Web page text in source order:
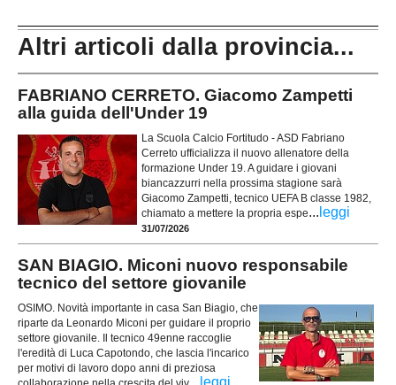
Altri articoli dalla provincia...
FABRIANO CERRETO. Giacomo Zampetti
alla guida dell'Under 19
La Scuola Calcio Fortitudo - ASD Fabriano
Cerreto ufficializza il nuovo allenatore della
formazione Under 19. A guidare i giovani
biancazzurri nella prossima stagione sarà
Giacomo Zampetti, tecnico UEFA B classe 1982,
chiamato a mettere la propria espe... leggi
31/07/2026
SAN BIAGIO. Miconi nuovo responsabile
tecnico del settore giovanile
OSIMO. Novità importante in casa San Biagio, che
riparte da Leonardo Miconi per guidare il proprio
settore giovanile. Il tecnico 49enne raccoglie
l'eredità di Luca Capotondo, che lascia l'incarico
per motivi di lavoro dopo anni di preziosa
leggi